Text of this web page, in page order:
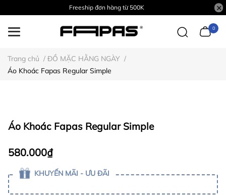
Freeship đơn hàng từ 500K
0
Trang chủ / ĐỒ MẶC HẰNG NGÀY /
Áo Khoác Fapas Regular Simple
Áo Khoác Fapas Regular Simple
580.000₫
KHUYẾN MÃI - ƯU ĐÃI